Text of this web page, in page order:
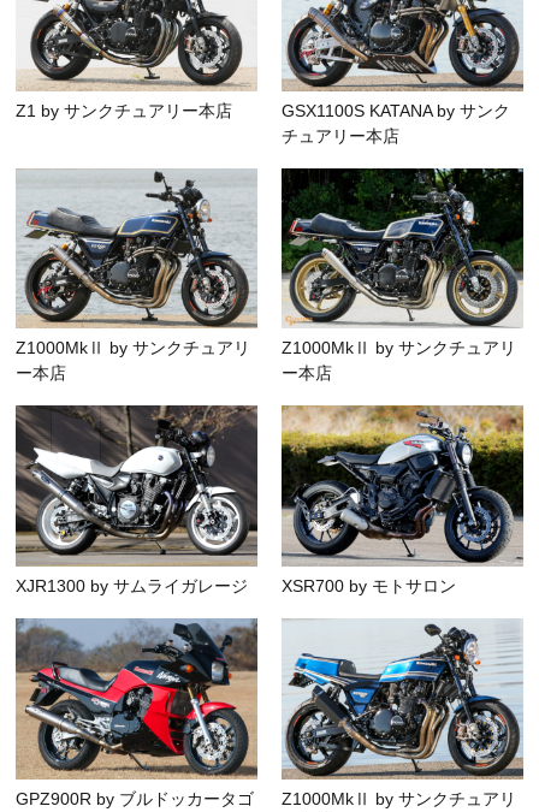
Z1 by サンクチュアリー本店
GSX1100S KATANA by サンク
チュアリー本店
Z1000MkⅡ by サンクチュアリ
ー本店
Z1000MkⅡ by サンクチュアリ
ー本店
XJR1300 by サムライガレージ XSR700 by モトサロン
GPZ900R by ブルドッカータゴ
Z1000MkⅡ by サンクチュアリ